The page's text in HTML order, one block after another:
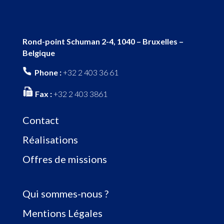
Rond-point Schuman 2-4, 1040 – Bruxelles –
Belgique
Phone :+32 2 403 36 61
Fax :+32 2 403 3861
Contact
Réalisations
Offres de missions
Qui sommes-nous ?
Mentions Légales